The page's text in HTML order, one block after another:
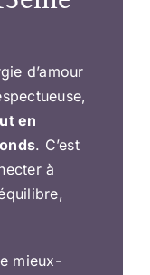
d’amour
en
. C’est
à
mieux-